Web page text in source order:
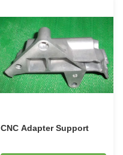
CNC Adapter Support